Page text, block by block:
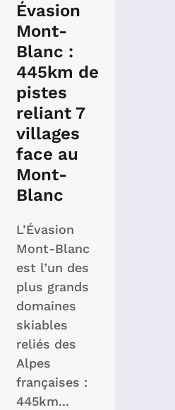
Évasion
Mont-
Blanc :
445km de
pistes
reliant 7
villages
face au
Mont-
Blanc
L’Évasion
Mont-Blanc
est l’un des
plus grands
domaines
skiables
reliés des
Alpes
françaises :
445km...